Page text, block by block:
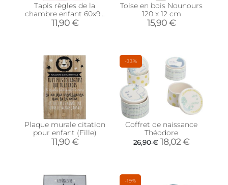
Tapis règles de la
chambre enfant 60x90
cm (Little princesse -
rose)
11,90 €
Toise en bois Nounours
120 x 12 cm
15,90 €
Plaque murale citation
pour enfant (Fille)
11,90 €
-33%
Coffret de naissance
Théodore
26,90 € 18,02 €
-19%